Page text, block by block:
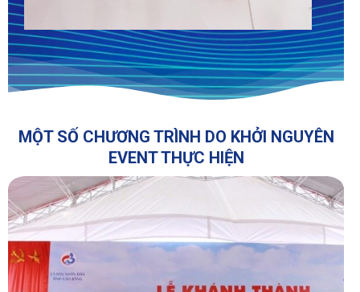
MỘT SỐ CHƯƠNG TRÌNH DO KHỞI NGUYÊN
EVENT THỰC HIỆN